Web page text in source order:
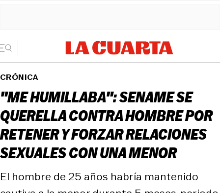
CRÓNICA
"ME HUMILLABA": SENAME SE
QUERELLA CONTRA HOMBRE POR
RETENER Y FORZAR RELACIONES
SEXUALES CON UNA MENOR
El hombre de 25 años habría mantenido